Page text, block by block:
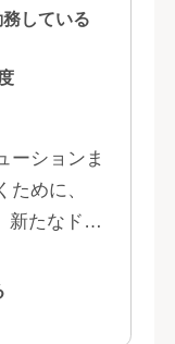
している
ーションま
めに、
新たなドコ
ク、セキュ